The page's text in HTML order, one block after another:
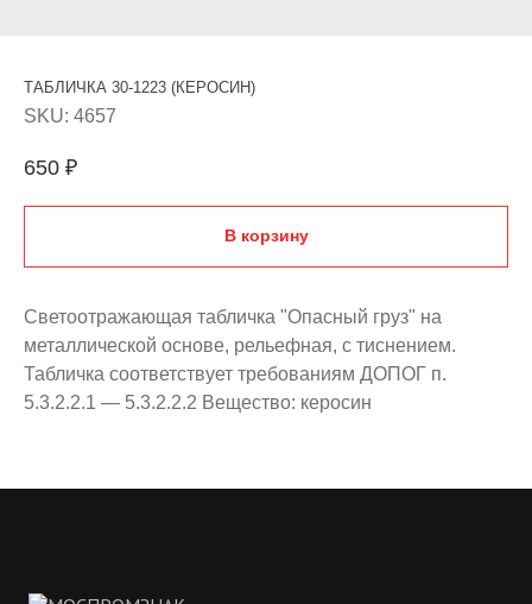
ТАБЛИЧКА 30-1223 (КЕРОСИН)
SKU: 4657
650 ₽
В корзину
Светоотражающая табличка "Опасный груз" на
металлической основе, рельефная, с тиснением.
Табличка соответствует требованиям ДОПОГ п.
5.3.2.2.1 — 5.3.2.2.2 Вещество: керосин